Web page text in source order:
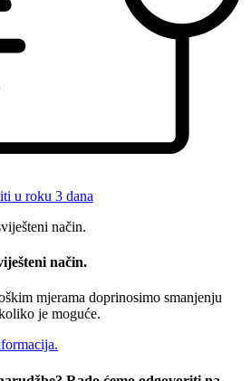
u roku 3 dana
način.
mjerama doprinosimo smanjenju
je moguće.